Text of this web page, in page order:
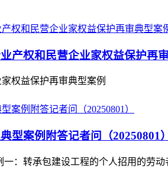
产权和民营企业家权益保护再
权益保护再审典型案例
型案例附答记者问（20250801）
一：转承包建设工程的个人招用的劳